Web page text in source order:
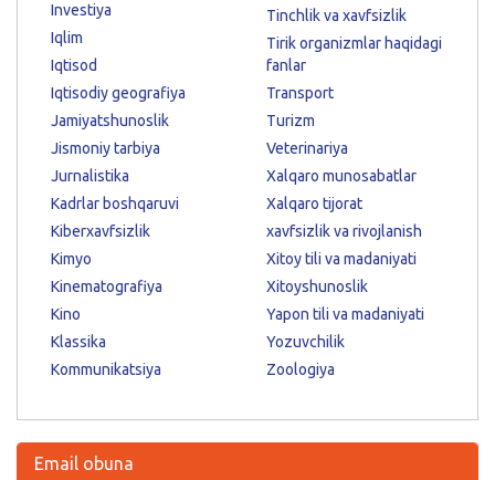
Investiya
Iqlim
Iqtisod
Iqtisodiy geografiya
Jamiyatshunoslik
Jismoniy tarbiya
Jurnalistika
Kadrlar boshqaruvi
Kiberxavfsizlik
Kimyo
Kinematografiya
Kino
Klassika
Kommunikatsiya
Tinchlik va xavfsizlik
Tirik organizmlar haqidagi
fanlar
Transport
Turizm
Veterinariya
Xalqaro munosabatlar
Xalqaro tijorat
xavfsizlik va rivojlanish
Xitoy tili va madaniyati
Xitoyshunoslik
Yapon tili va madaniyati
Yozuvchilik
Zoologiya
Email obuna